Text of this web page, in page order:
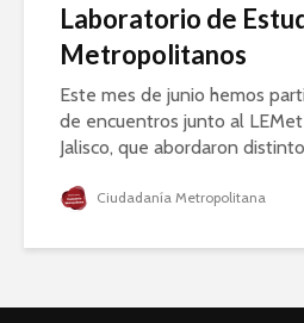
Laboratorio de
Metropolitanos
Este mes de junio hemos
de encuentros junto al
Jalisco, que abordaron
Ciudadanía Metropolitana